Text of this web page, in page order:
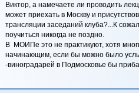
Виктор, а намечаете ли проводить
может приехать в Москву и
трансляции заседаний клуба?...К
поучиться никогда не поздно.
В МОИПе это не практикуют, хотя
начинающим, если бы можно было
-виноградарей в Подмосковье бы